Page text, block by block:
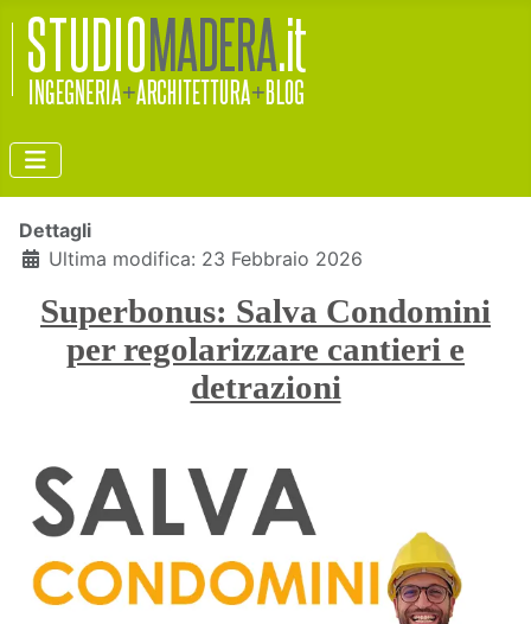
Dettagli
Ultima modifica: 23 Febbraio 2026
Superbonus: Salva Condomini
per regolarizzare cantieri e
detrazioni